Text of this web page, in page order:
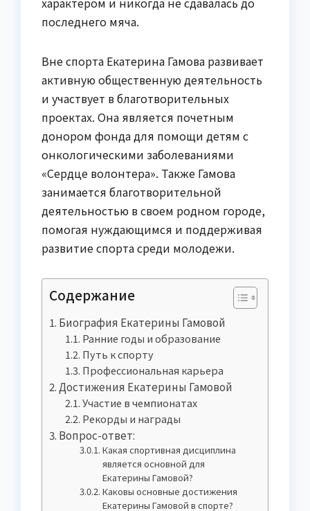
последнего мяча.
Вне спорта Екатерина Гамова развивает
активную общественную деятельность
и участвует в благотворительных
проектах. Она является почетным
донором фонда для помощи детям с
онкологическими заболеваниями
«Сердце волонтера». Также Гамова
занимается благотворительной
деятельностью в своем родном городе,
помогая нуждающимся и поддерживая
развитие спорта среди молодежи.
Содержание
Биография Екатерины Гамовой
Ранние годы и образование
Путь к спорту
Профессиональная карьера
Достижения Екатерины Гамовой
Участие в чемпионатах
Рекорды и награды
Вопрос-ответ:
Какая спортивная дисциплина
является основной для
Екатерины Гамовой?
Каковы основные достижения
Екатерины Гамовой в спорте?